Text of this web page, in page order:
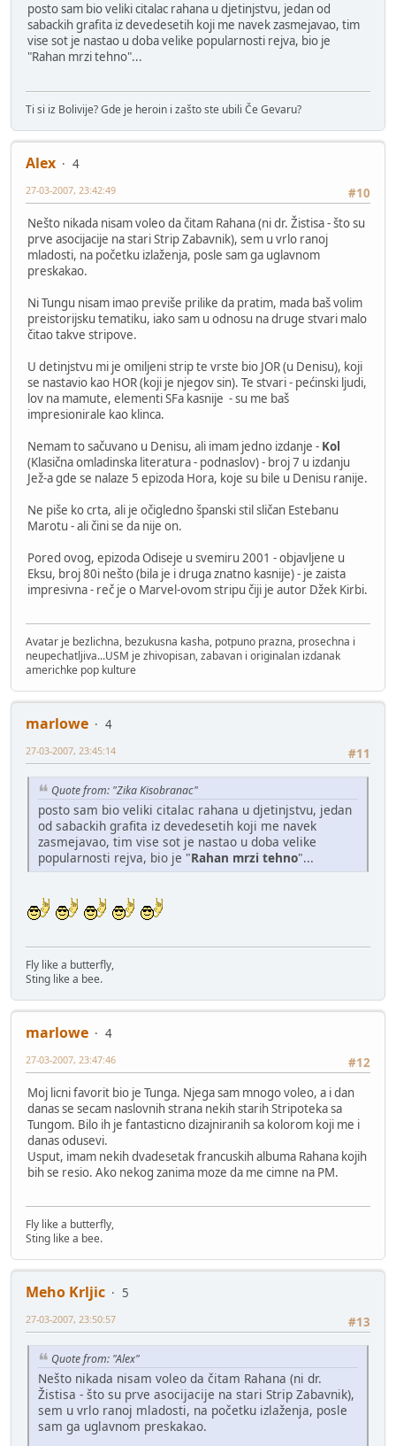
posto sam bio veliki citalac rahana u djetinjstvu, jedan od
sabackih grafita iz devedesetih koji me navek zasmejavao, tim
vise sot je nastao u doba velike popularnosti rejva, bio je
"Rahan mrzi tehno"...
Ti si iz Bolivije? Gde je heroin i zašto ste ubili Če Gevaru?
Alex
4
#10
27-03-2007, 23:42:49
Nešto nikada nisam voleo da čitam Rahana (ni dr. Žistisa - što su
prve asocijacije na stari Strip Zabavnik), sem u vrlo ranoj
mladosti, na početku izlaženja, posle sam ga uglavnom
preskakao.
Ni Tungu nisam imao previše prilike da pratim, mada baš volim
preistorijsku tematiku, iako sam u odnosu na druge stvari malo
čitao takve stripove.
U detinjstvu mi je omiljeni strip te vrste bio JOR (u Denisu), koji
se nastavio kao HOR (koji je njegov sin). Te stvari - pećinski ljudi,
lov na mamute, elementi SFa kasnije - su me baš
impresionirale kao klinca.
Nemam to sačuvano u Denisu, ali imam jedno izdanje - Kol
(Klasična omladinska literatura - podnaslov) - broj 7 u izdanju
Jež-a gde se nalaze 5 epizoda Hora, koje su bile u Denisu ranije.
Ne piše ko crta, ali je očigledno španski stil sličan Estebanu
Marotu - ali čini se da nije on.
Pored ovog, epizoda Odiseje u svemiru 2001 - objavljene u
Eksu, broj 80i nešto (bila je i druga znatno kasnije) - je zaista
impresivna - reč je o Marvel-ovom stripu čiji je autor Džek Kirbi.
Avatar je bezlichna, bezukusna kasha, potpuno prazna, prosechna i
neupechatljiva...USM je zhivopisan, zabavan i originalan izdanak
americhke pop kulture
marlowe
4
#11
27-03-2007, 23:45:14
Quote from: "Zika Kisobranac"
posto sam bio veliki citalac rahana u djetinjstvu, jedan
od sabackih grafita iz devedesetih koji me navek
zasmejavao, tim vise sot je nastao u doba velike
popularnosti rejva, bio je "Rahan mrzi tehno"...
Fly like a butterfly,
Sting like a bee.
marlowe
4
#12
27-03-2007, 23:47:46
Moj licni favorit bio je Tunga. Njega sam mnogo voleo, a i dan
danas se secam naslovnih strana nekih starih Stripoteka sa
Tungom. Bilo ih je fantasticno dizajniranih sa kolorom koji me i
danas odusevi.
Usput, imam nekih dvadesetak francuskih albuma Rahana kojih
bih se resio. Ako nekog zanima moze da me cimne na PM.
Fly like a butterfly,
Sting like a bee.
Meho Krljic
5
#13
27-03-2007, 23:50:57
Quote from: "Alex"
Nešto nikada nisam voleo da čitam Rahana (ni dr.
Žistisa - što su prve asocijacije na stari Strip Zabavnik),
sem u vrlo ranoj mladosti, na početku izlaženja, posle
sam ga uglavnom preskakao.